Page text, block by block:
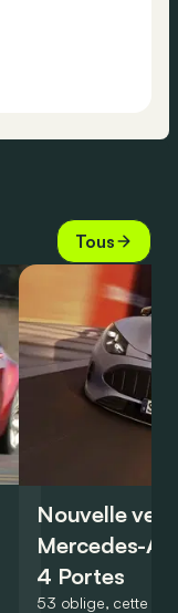
Tous
Nouvelle
Mercedes-
4 Portes
53 oblige, cette